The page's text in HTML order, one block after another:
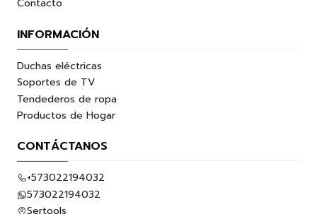
Contacto
INFORMACIÓN
Duchas eléctricas
Soportes de TV
Tendederos de ropa
Productos de Hogar
CONTÁCTANOS
+573022194032
573022194032
Sertools